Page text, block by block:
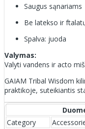
Saugus sąnariams
Be latekso ir
Spalva: juoda
Valymas:
Valyti vandens ir acto
GAIAM Tribal Wisdom
praktikoje, suteikiantis
Category